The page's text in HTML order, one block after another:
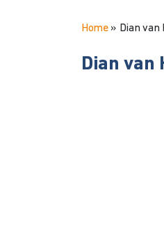
Home» Dian van
Dian van